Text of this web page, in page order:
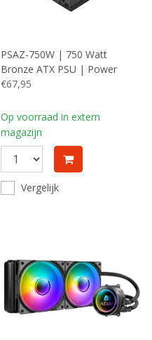
PSAZ-750W | 750 Watt
Bronze ATX PSU | Power
Supply | Voeding
€67,95
Op voorraad in extern
magazijn
Vergelijk